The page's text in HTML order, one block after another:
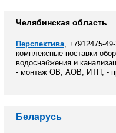
Челябинская область
Перспектива, +7912475-
комплексные поставки
водоснабжения и
- монтаж ОВ, АОВ, ИТП; -
Беларусь